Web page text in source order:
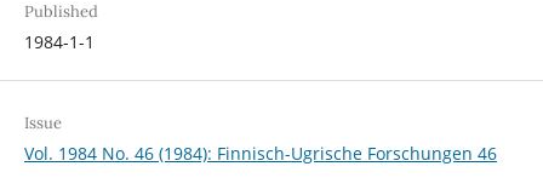
Published
1984-1-1
Issue
Vol. 1984 No. 46 (1984): Finnisch-Ugrische Forschungen 46